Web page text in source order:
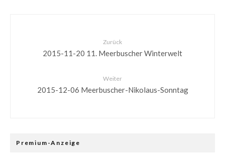
Zurück
2015-11-20 11. Meerbuscher Winterwelt
Weiter
2015-12-06 Meerbuscher-Nikolaus-Sonntag
Premium-Anzeige